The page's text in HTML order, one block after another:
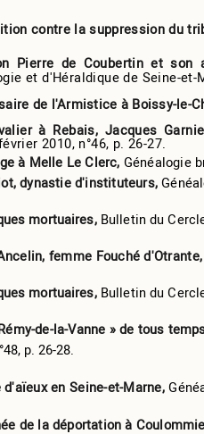
contre la suppression du
Pierre de Coubertin et son
et d'Héraldique de Seine-et-
de l'Armistice à Boissy-le-
à Rebais, Jacques
2010, n°46, p. 26-27.
à Melle Le Clerc, Généalogie
dynastie d'instituteurs,
mortuaires, Bulletin du
femme Fouché
mortuaires, Bulletin du
de-la-Vanne » de tous
p. 26-28.
en Seine-et-Marne,
de la déportation à